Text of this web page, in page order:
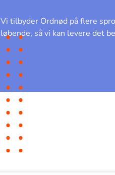
Vi tilbyder Ordnød på flere
løbende, så vi kan levere det